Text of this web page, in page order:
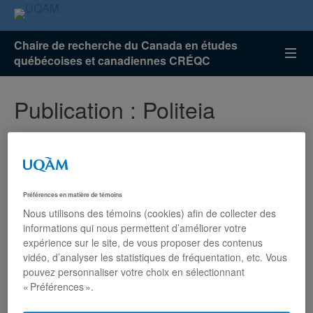
Chaire de recherche du Canada en études
québécoises et canadiennes CRÉQC
Publication : Politeia
Cinquante déclinaisons de
études de cas
Félix Mathieu, DaveGuénette, Alain-G.Gagnon
Québec, Presses de l’Université du Québec, collection
Politeia, 2020.
Résumé
Préférences en matière de témoins
Nous utilisons des témoins (cookies) afin de collecter des
informations qui nous permettent d’améliorer votre
expérience sur le site, de vous proposer des contenus
vidéo, d’analyser les statistiques de fréquentation, etc. Vous
pouvez personnaliser votre choix en sélectionnant
« Préférences ».